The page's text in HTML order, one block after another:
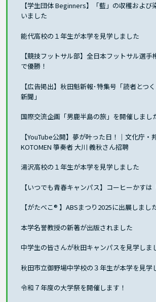
【学生団体 Beginners】「藍」の収穫および
いました
能代高校の１年生が本学を見学しました
【競技フットサル部】全日本フットサル選手
で優勝！
【広告掲出】秋田魁新報･特集号「読者とつ
新聞」
国際交流企画「男鹿半島の旅」を開催しまし
【YouTube公開】夢が叶った日！｜文化庁・
KOTOMEN 箏奏者 大川 義秋さん招聘
湯沢高校の１年生が本学を見学しました
【いつでも青春キャンパス】コーヒーかすは
【がたべこ® 】ABSまつり2025に出展しまし
本学名誉教授の新著が出版されました
中学生の皆さんが秋田キャンパスを見学しま
秋田市立御野場中学校の３年生が本学を見学
令和７年度の大学祭を開催します！